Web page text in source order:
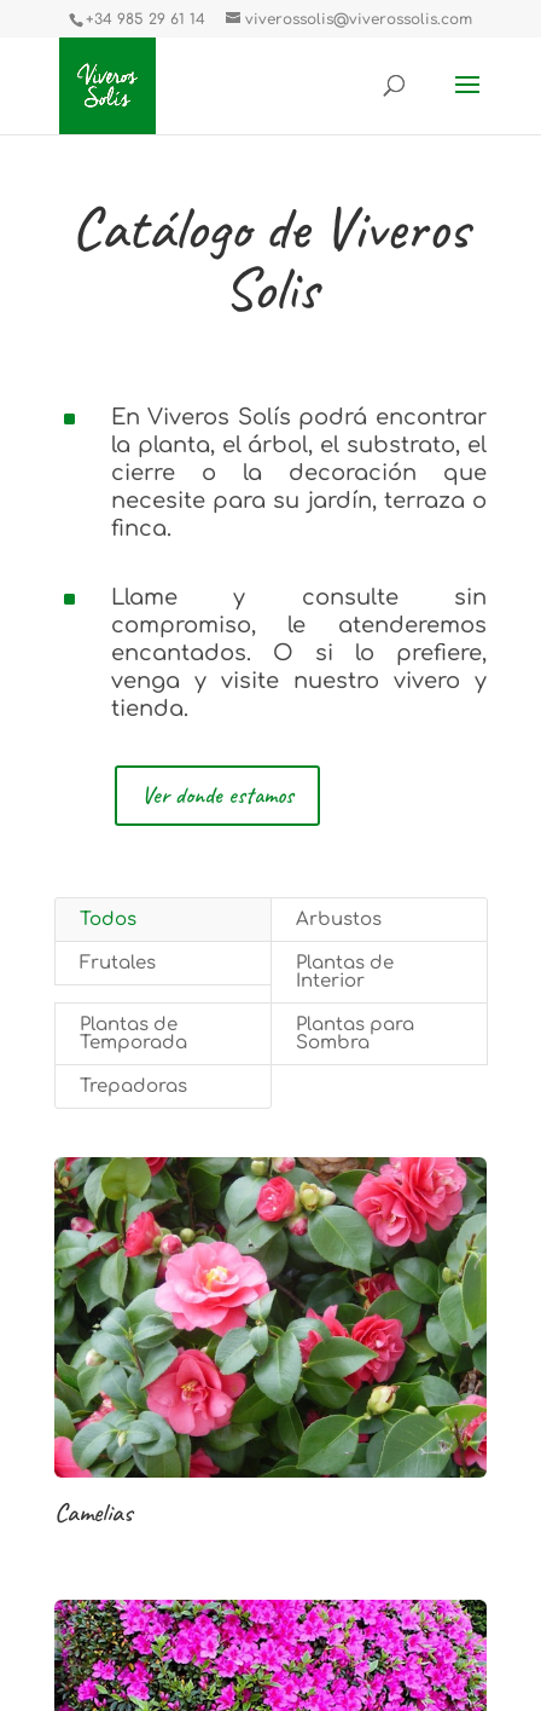
+34 985 29 61 14 viverossolis@viverossolis.com
Catálogo de Viveros
Solis
^
En Viveros Solís podrá encontrar
la planta, el árbol, el substrato, el
cierre o la decoración que
necesite para su jardín, terraza o
finca.
^
Llame y consulte sin
compromiso, le atenderemos
encantados. O si lo prefiere,
venga y visite nuestro vivero y
tienda.
Ver donde estamos
Todos Arbustos
Frutales
Plantas de
Interior
Plantas de
Temporada
Plantas para
Sombra
Trepadoras
Camelias